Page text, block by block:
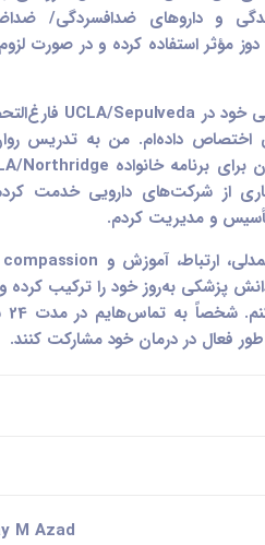
و داروهای ضدافسردگی/
مؤثر استفاده کرده و در صورت
از شرکت‌های دارویی خدمت
و مدیریت کردم.
پزشکی به‌روز خود را ترکیب کرده
و
فعال در درمان خود مشارکت کنند.
M Azad